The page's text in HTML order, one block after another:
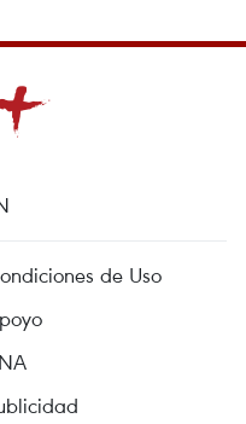
de Uso